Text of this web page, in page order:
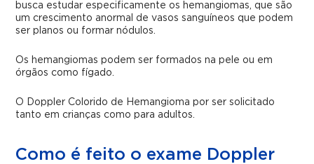
busca estudar especificamente os hemangiomas, que são
um crescimento anormal de vasos sanguíneos que podem
ser planos ou formar nódulos.
Os hemangiomas podem ser formados na pele ou em
órgãos como fígado.
O Doppler Colorido de Hemangioma por ser solicitado
tanto em crianças como para adultos.
Como é feito o exame Doppler